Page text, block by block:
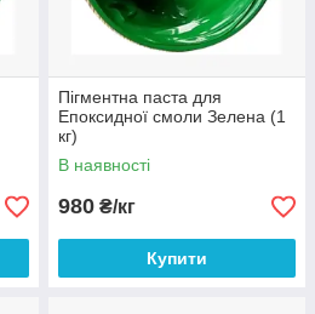
Пігментна паста для
Епоксидної смоли Зелена (1
кг)
В наявності
980 ₴/кг
Купити